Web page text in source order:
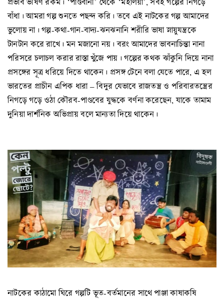
বাঁধা। আমরা গল্প শুনতে পছন্দ করি। তবে এই নাটকের গল্প আমাদের
ভুলোয় না। গল্প-কথা-গান-বাদ্য-ঝনঝনানি শরীরি ভাষা স্নায়ুযন্ত্রকে
টানটান করে রাখে। মন মজানো নয়। বরং আমাদের ভাবনাচিন্তা নানা
পরিসরে চলাচল করার রাস্তা খুঁজে পায়। গল্পের কথক ঝাঁকুনি দিয়ে নানা
প্রসঙ্গের সূত্র ধরিয়ে দিতে থাকেন। প্রসঙ্গ টেনে বলা যেতে পারে, এ হল
ভারতের প্রাচীন এপিক ধারা – বিদুর যেভাবে রাজতন্ত্র ও পরিবারতন্ত্রের
নিগড়ে গড়ে ওঠা কৌরব-পাণ্ডবের যুদ্ধকে বর্ণনা করেছেন, যাকে তামাম
দুনিয়া দার্শনিক অভিপ্রায় বলে মান্যতা দিয়ে থাকেন।
নাটকের কাঠামো ঘিরে গল্পটি ভূত-বর্তমানের সাথে পাঞ্জা কাষাকষি